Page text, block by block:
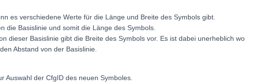
es verschiedene Werte für die Länge und Breite des Symbols gibt.
die Basislinie und somit die Länge des Symbols.
dieser Basislinie gibt die Breite des Symbols vor. Es ist dabei unerheblich wo
Abstand von der Basislinie.
Auswahl der CfgID des neuen Symboles.